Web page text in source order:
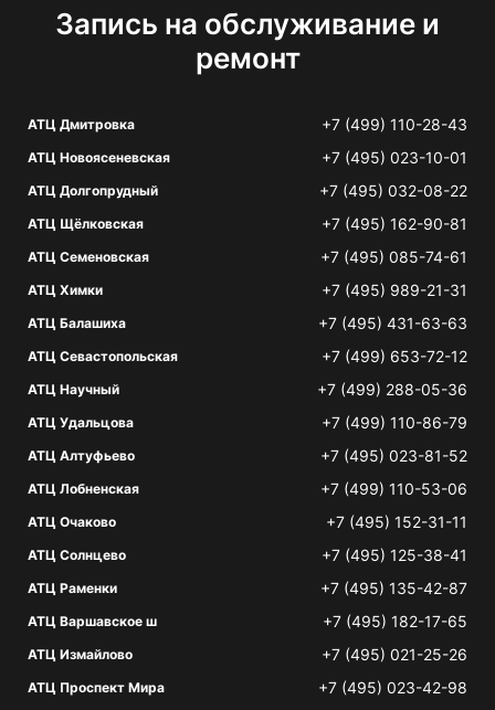
Запись на обслуживание и
ремонт
АТЦ Дмитровка +7 (499) 110-28-43
АТЦ Новоясеневская +7 (495) 023-10-01
АТЦ Долгопрудный +7 (495) 032-08-22
АТЦ Щёлковская +7 (495) 162-90-81
АТЦ Семеновская +7 (495) 085-74-61
АТЦ Химки +7 (495) 989-21-31
АТЦ Балашиха +7 (495) 431-63-63
АТЦ Севастопольская +7 (499) 653-72-12
АТЦ Научный +7 (499) 288-05-36
АТЦ Удальцова +7 (499) 110-86-79
АТЦ Алтуфьево +7 (495) 023-81-52
АТЦ Лобненская +7 (499) 110-53-06
АТЦ Очаково +7 (495) 152-31-11
АТЦ Солнцево +7 (495) 125-38-41
АТЦ Раменки +7 (495) 135-42-87
АТЦ Варшавское ш +7 (495) 182-17-65
АТЦ Измайлово +7 (495) 021-25-26
АТЦ Проспект Мира +7 (495) 023-42-98